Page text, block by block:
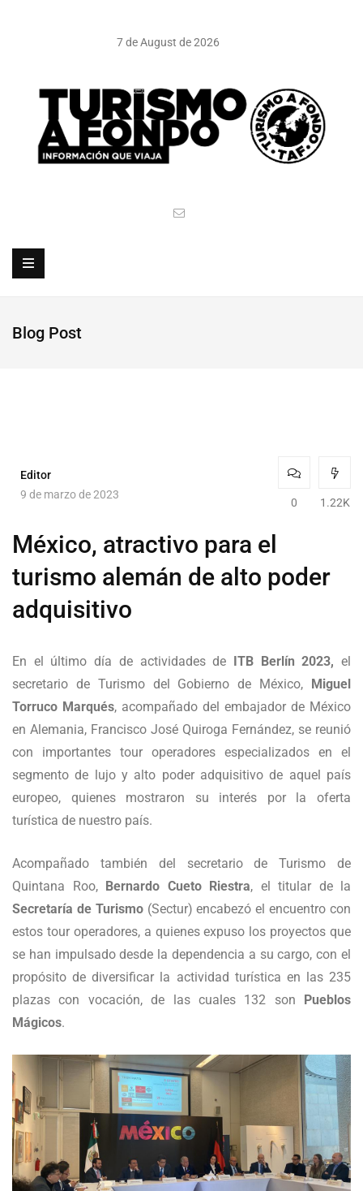
7 de August de 2026
Blog Post
Editor
9 de marzo de 2023
0 1.22K
México, atractivo para el
turismo alemán de alto poder
adquisitivo
En el último día de actividades de ITB Berlín 2023, el
secretario de Turismo del Gobierno de México,
Miguel
Torruco Marqués, acompañado del embajador de México
en Alemania, Francisco José Quiroga Fernández, se reunió
con importantes tour operadores especializados en el
segmento de lujo y alto poder adquisitivo de aquel país
europeo, quienes mostraron su interés por la oferta
turística de nuestro país.
Acompañado también del secretario de Turismo de
Quintana Roo,
Bernardo Cueto Riestra, el titular de la
Secretaría de Turismo(Sectur) encabezó el encuentro con
estos tour operadores, a quienes expuso los proyectos que
se han impulsado desde la dependencia a su cargo, con el
propósito de diversificar la actividad turística en las 235
plazas con vocación, de las cuales 132 son
Pueblos
Mágicos.